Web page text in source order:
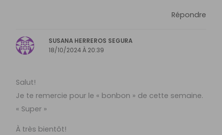
Répondre
SUSANA HERREROS SEGURA
18/10/2024 À 20:39
Salut!
Je te remercie pour le « bonbon » de cette semaine.
« Super »
À très bientôt!